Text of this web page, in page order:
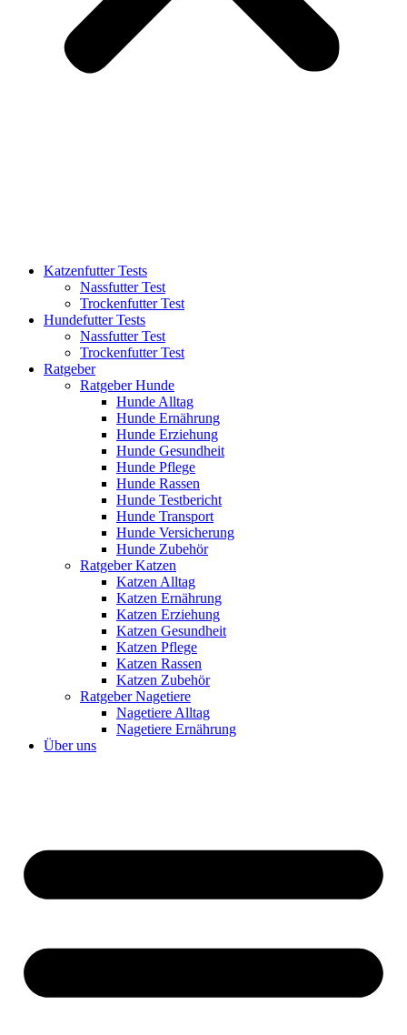
Katzenfutter Tests
Nassfutter Test
Trockenfutter Test
Hundefutter Tests
Nassfutter Test
Trockenfutter Test
Ratgeber
Ratgeber Hunde
Hunde Alltag
Hunde Ernährung
Hunde Erziehung
Hunde Gesundheit
Hunde Pflege
Hunde Rassen
Hunde Testbericht
Hunde Transport
Hunde Versicherung
Hunde Zubehör
Ratgeber Katzen
Katzen Alltag
Katzen Ernährung
Katzen Erziehung
Katzen Gesundheit
Katzen Pflege
Katzen Rassen
Katzen Zubehör
Ratgeber Nagetiere
Nagetiere Alltag
Nagetiere Ernährung
Über uns